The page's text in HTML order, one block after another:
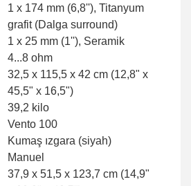
1 x 174 mm (6,8''), Titanyum
grafit (Dalga surround)
1 x 25 mm (1''), Seramik
4...8 ohm
32,5 x 115,5 x 42 cm (12,8" x
45,5" x 16,5")
39,2 kilo
Vento 100
Kumaş ızgara (siyah)
Manuel
37,9 x 51,5 x 123,7 cm (14,9"